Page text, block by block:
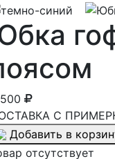
С
Добавить в
отсутствует